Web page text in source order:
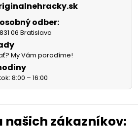
odber:
06 Bratislava
My Vám poradíme!
8:00 – 16:00
našich zákazníkov: